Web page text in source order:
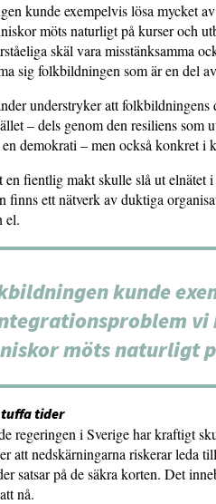
kunde exempelvis lösa mycket
möts naturligt på kurser och
skäl vara misstänksamma
sig folkbildningen som är en del
understryker att folkbildningens
– dels genom den resiliens som
demokrati – men också konkret i
en fientlig makt skulle slå ut elnätet
finns ett nätverk av duktiga
el.
kunde
vi
möts naturligt
tider
regeringen i Sverige har kraftigt
att nedskärningarna riskerar leda
satsar på de säkra korten. Det
nå.